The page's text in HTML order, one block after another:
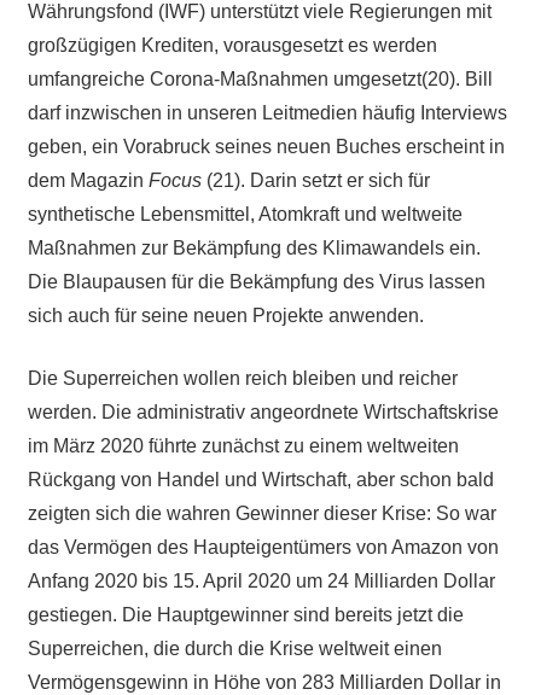
Währungsfond (IWF) unterstützt viele Regierungen mit
großzügigen Krediten, vorausgesetzt es werden
umfangreiche Corona-Maßnahmen umgesetzt(20). Bill
darf inzwischen in unseren Leitmedien häufig Interviews
geben, ein Vorabruck seines neuen Buches erscheint in
dem Magazin Focus(21). Darin setzt er sich für
synthetische Lebensmittel, Atomkraft und weltweite
Maßnahmen zur Bekämpfung des Klimawandels ein.
Die Blaupausen für die Bekämpfung des Virus lassen
sich auch für seine neuen Projekte anwenden.
Die Superreichen wollen reich bleiben und reicher
werden. Die administrativ angeordnete Wirtschaftskrise
im März 2020 führte zunächst zu einem weltweiten
Rückgang von Handel und Wirtschaft, aber schon bald
zeigten sich die wahren Gewinner dieser Krise: So war
das Vermögen des Haupteigentümers von Amazon von
Anfang 2020 bis 15. April 2020 um 24 Milliarden Dollar
gestiegen. Die Hauptgewinner sind bereits jetzt die
Superreichen, die durch die Krise weltweit einen
Vermögensgewinn in Höhe von 283 Milliarden Dollar in